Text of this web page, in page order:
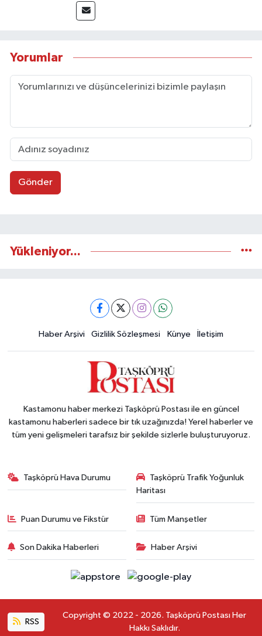
akademik çalışmalar gerçekleştirmiştir.
Taşköprü Postası internet haber sitesinde
Yorumlar
Gönder
Yükleniyor...
Haber Arşivi Gizlilik Sözleşmesi Künye İletişim
Kastamonu haber merkezi Taşköprü Postası ile en güncel
kastamonu haberleri sadece bir tık uzağınızda! Yerel haberler ve
tüm yeni gelişmeleri tarafsız bir şekilde sizlerle buluşturuyoruz.
Taşköprü Hava Durumu
Taşköprü Trafik Yoğunluk
Haritası
Puan Durumu ve Fikstür Tüm Manşetler
Son Dakika Haberleri Haber Arşivi
RSS
Copyright © 2022 - 2026. Taşköprü Postası Her
Hakkı Saklıdır.